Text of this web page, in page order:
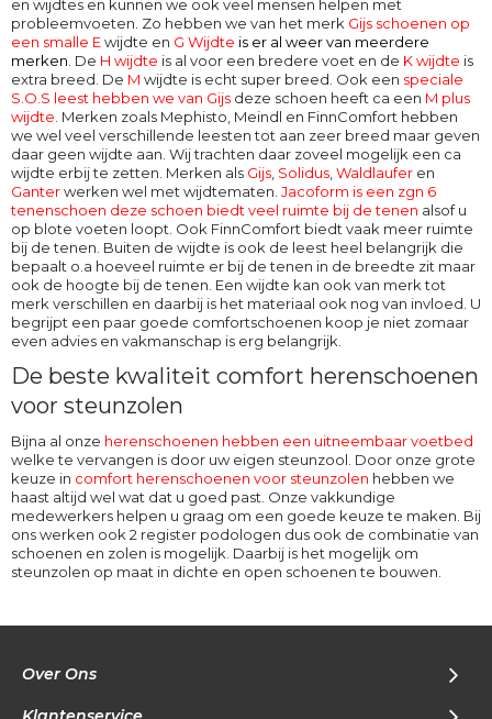
en wijdtes en kunnen we ook veel mensen helpen met
probleemvoeten. Zo hebben we van het merk Gijs schoenen op
een smalle Ewijdte en G Wijdte is er al weer van meerdere
merken . De H wijdte is al voor een bredere voet en de K wijdte is
extra breed. De M wijdte is echt super breed. Ook een speciale
S.O.S leest hebben we van Gijs deze schoen heeft ca een M plus
wijdte . Merken zoals Mephisto, Meindl en FinnComfort hebben
we wel veel verschillende leesten tot aan zeer breed maar geven
daar geen wijdte aan. Wij trachten daar zoveel mogelijk een ca
wijdte erbij te zetten. Merken als Gijs Solidus Waldlaufer en
Ganterwerken wel met wijdtematen. Jacoform is een zgn 6
tenenschoen deze schoen biedt veel ruimte bij de tenen alsof u
op blote voeten loopt. Ook FinnComfort biedt vaak meer ruimte
bij de tenen. Buiten de wijdte is ook de leest heel belangrijk die
bepaalt o.a hoeveel ruimte er bij de tenen in de breedte zit maar
ook de hoogte bij de tenen. Een wijdte kan ook van merk tot
merk verschillen en daarbij is het materiaal ook nog van invloed. U
begrijpt een paar goede comfortschoenen koop je niet zomaar
even advies en vakmanschap is erg belangrijk.
De beste kwaliteit comfort herenschoenen
voor steunzolen
Bijna al onze herenschoenen hebben een uitneembaar voetbed
welke te vervangen is door uw eigen steunzool. Door onze grote
keuze in comfort herenschoenen voor steunzolen hebben we
haast altijd wel wat dat u goed past. Onze vakkundige
medewerkers helpen u graag om een goede keuze te maken. Bij
ons werken ook 2 register podologen dus ook de combinatie van
schoenen en zolen is mogelijk. Daarbij is het mogelijk om
steunzolen op maat in dichte en open schoenen te bouwen.
Over Ons